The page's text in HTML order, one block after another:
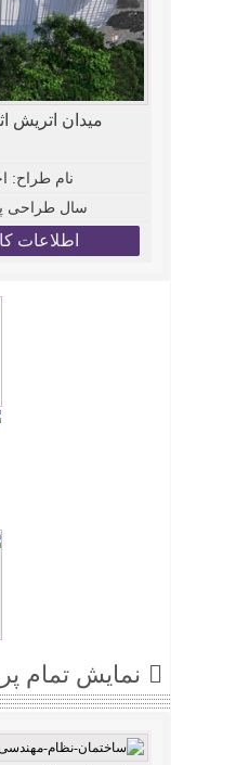
میدان اتریش
نام طراح:
سال طراحی
اطلاعات
نمایش تمام